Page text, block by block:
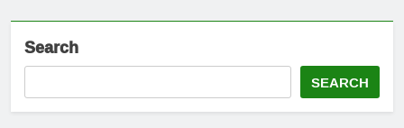
Search
SEARCH